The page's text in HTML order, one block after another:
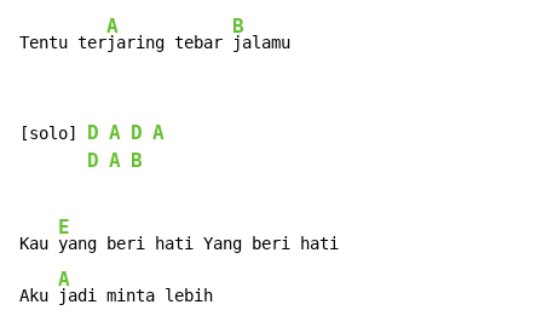
Tentu ter
A
jaring tebar
B
jalamu
[solo] D A D A
D A B
Kau
E
yang beri hati Yang beri hati
Aku
A
jadi minta lebih